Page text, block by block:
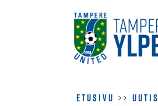
Etusivu >>